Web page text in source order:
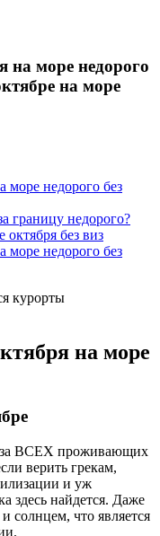
на море недорого
на море
море недорого без
границу недорого?
октября без виз
море недорого без
курорты
на море
за ВСЕХ проживающих
верить грекам,
и уж
здесь найдется. Даже
солнцем, что является